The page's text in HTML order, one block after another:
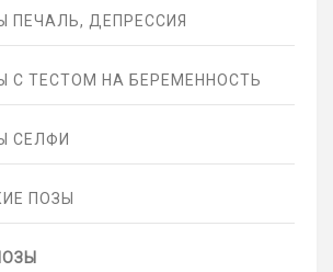
ПЕЧАЛЬ, ДЕПРЕССИЯ
С ТЕСТОМ НА БЕРЕМЕННОСТЬ
СЕЛФИ
ПОЗЫ